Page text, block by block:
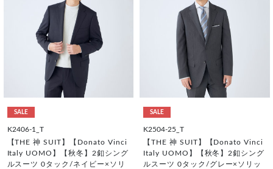
SALE
K2406-1_T
【THE 神 SUIT】【Donato Vinci
Italy UOMO】【秋冬】2釦シング
ルスーツ 0タック/ネイビー×ソリ
SALE
K2504-25_T
【THE 神 SUIT】【Donato Vinci
Italy UOMO】【秋冬】2釦シング
ルスーツ 0タック/グレー×ソリッ